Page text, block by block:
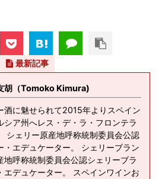
最新記事
（Tomoko Kimura)
酒に魅せられて2015年よりスペイン
シア州へレス・デ・ラ・フロンテラ
シェリー原産地呼称統制委員会公認
・エデュケーター。 シェリーブラン
地呼称統制委員会公認シェリーブラ
エデュケーター。 スペインワインお